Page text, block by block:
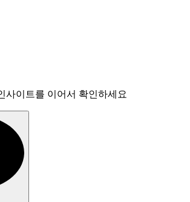
사이트를 이어서 확인하세요